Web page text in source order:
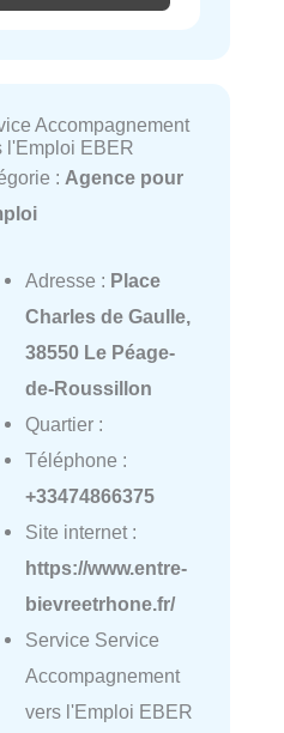
Accompagnement
l'Emploi EBER
: Agence pour
Adresse : Place
Charles de Gaulle,
38550 Le Péage-
de-Roussillon
Quartier :
Téléphone :
+33474866375
Site internet :
https://www.entre-
bievreetrhone.fr/
Service Service
Accompagnement
vers l'Emploi EBER